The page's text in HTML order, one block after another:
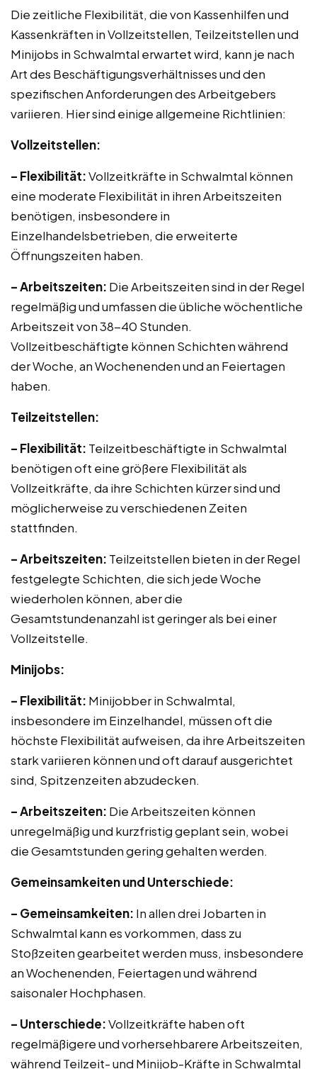
Die zeitliche Flexibilität, die von Kassenhilfen und
Kassenkräften in Vollzeitstellen, Teilzeitstellen und
Minijobs in Schwalmtal erwartet wird, kann je nach
Art des Beschäftigungsverhältnisses und den
spezifischen Anforderungen des Arbeitgebers
variieren. Hier sind einige allgemeine Richtlinien:
Vollzeitstellen:
– Flexibilität:Vollzeitkräfte in Schwalmtal können
eine moderate Flexibilität in ihren Arbeitszeiten
benötigen, insbesondere in
Einzelhandelsbetrieben, die erweiterte
Öffnungszeiten haben.
– Arbeitszeiten: Die Arbeitszeiten sind in der Regel
regelmäßig und umfassen die übliche wöchentliche
Arbeitszeit von 38-40 Stunden.
Vollzeitbeschäftigte können Schichten während
der Woche, an Wochenenden und an Feiertagen
haben.
Teilzeitstellen:
– Flexibilität: Teilzeitbeschäftigte in Schwalmtal
benötigen oft eine größere Flexibilität als
Vollzeitkräfte, da ihre Schichten kürzer sind und
möglicherweise zu verschiedenen Zeiten
stattfinden.
– Arbeitszeiten: Teilzeitstellen bieten in der Regel
festgelegte Schichten, die sich jede Woche
wiederholen können, aber die
Gesamtstundenanzahl ist geringer als bei einer
Vollzeitstelle.
Minijobs:
– Flexibilität: Minijobber in Schwalmtal,
insbesondere im Einzelhandel, müssen oft die
höchste Flexibilität aufweisen, da ihre Arbeitszeiten
stark variieren können und oft darauf ausgerichtet
sind, Spitzenzeiten abzudecken.
– Arbeitszeiten: Die Arbeitszeiten können
unregelmäßig und kurzfristig geplant sein, wobei
die Gesamtstunden gering gehalten werden.
Gemeinsamkeiten und Unterschiede:
– Gemeinsamkeiten: In allen drei Jobarten in
Schwalmtal kann es vorkommen, dass zu
Stoßzeiten gearbeitet werden muss, insbesondere
an Wochenenden, Feiertagen und während
saisonaler Hochphasen.
– Unterschiede:Vollzeitkräfte haben oft
regelmäßigere und vorhersehbarere Arbeitszeiten,
während Teilzeit- und Minijob-Kräfte in Schwalmtal